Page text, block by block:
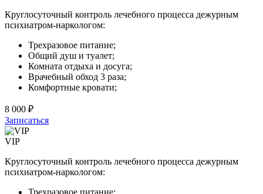
Круглосуточный контроль лечебного процесса дежурным
психиатром-наркологом:
Трехразовое питание;
Общий душ и туалет;
Комната отдыха и досуга;
Врачебный обход 3 раза;
Комфортные кровати;
8 000 ₽
Записаться
VIP
Круглосуточный контроль лечебного процесса дежурным
психиатром-наркологом:
Трехразовое питание;